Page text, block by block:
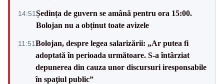
14:51Ședința de guvern se amână pentru ora 15:00.
Bolojan nu a obținut toate avizele
11:51Bolojan, despre legea salarizării: „Ar putea fi
adoptată în perioada următoare. S-a întârziat
depunerea din cauza unor discursuri iresponsabile
în spaţiul public”